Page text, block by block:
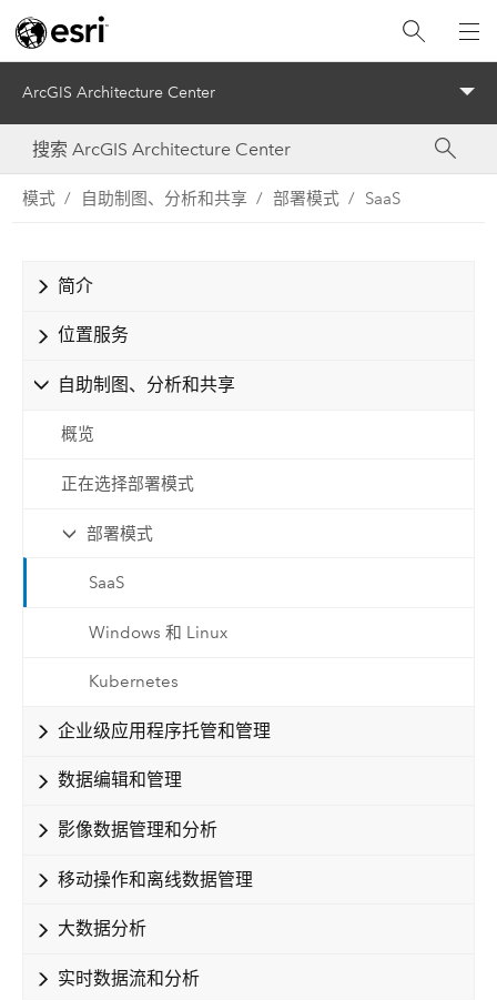
ArcGIS Architecture Center
模式 自助制图、分析和共享 部署模式 SaaS
简介
位置服务
自助制图、分析和共享
概览
正在选择部署模式
部署模式
SaaS
Windows 和 Linux
Kubernetes
企业级应用程序托管和管理
数据编辑和管理
影像数据管理和分析
移动操作和离线数据管理
大数据分析
实时数据流和分析